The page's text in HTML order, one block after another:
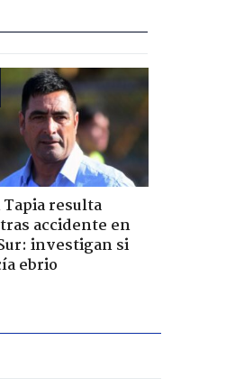
resulta
accidente en
investigan si
ebrio